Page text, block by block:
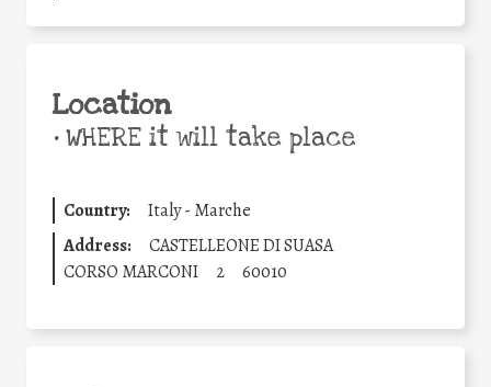
Location
•WHERE it will take place
Country:
Italy - Marche
Address:
CASTELLEONE DI SUASA
CORSO MARCONI
2 60010